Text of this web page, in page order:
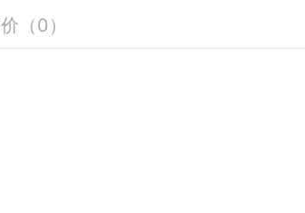
客的不断抚摸，中底部人手常达之处锃明彻
（0 ）